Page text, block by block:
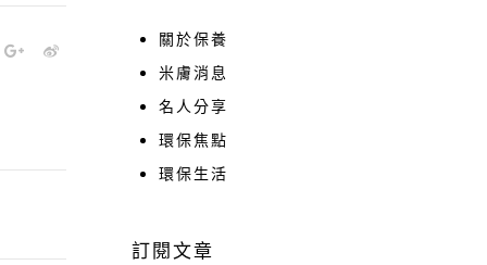
關於保養
米膚消息
名人分享
環保焦點
環保生活
訂閱文章